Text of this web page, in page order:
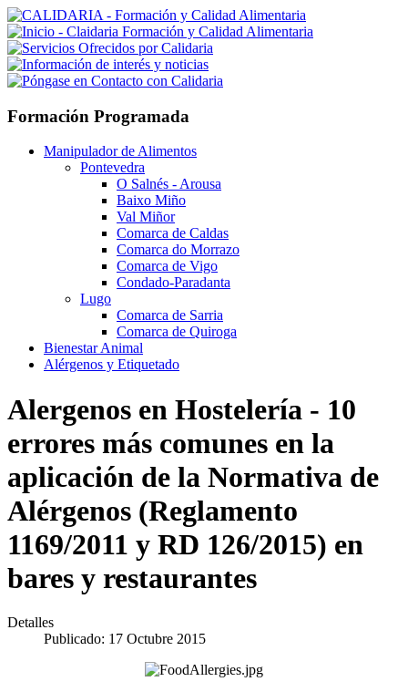
Formación Programada
Manipulador de Alimentos
Pontevedra
O Salnés - Arousa
Baixo Miño
Val Miñor
Comarca de Caldas
Comarca do Morrazo
Comarca de Vigo
Condado-Paradanta
Lugo
Comarca de Sarria
Comarca de Quiroga
Bienestar Animal
Alérgenos y Etiquetado
Alergenos en Hostelería - 10
errores más comunes en la
aplicación de la Normativa de
Alérgenos (Reglamento
1169/2011 y RD 126/2015) en
bares y restaurantes
Detalles
Publicado: 17 Octubre 2015